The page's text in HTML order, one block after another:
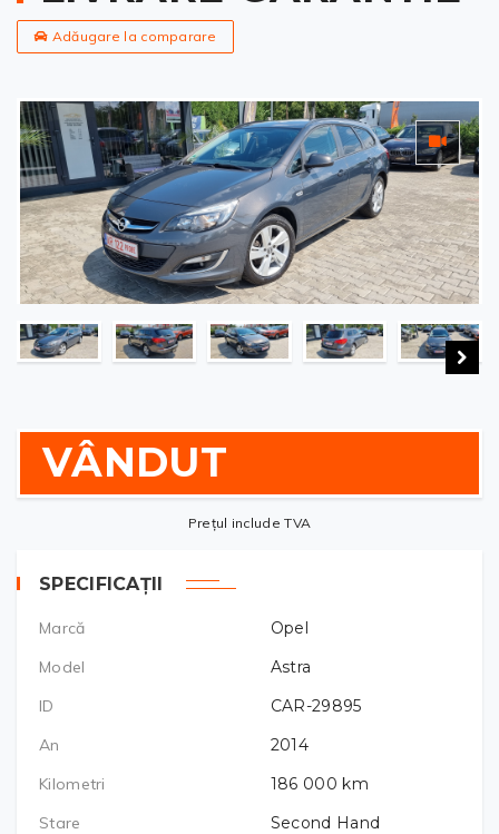
Adăugare la comparare
VÂNDUT
Prețul include TVA
SPECIFICAȚII
Marcă
Opel
Model
Astra
ID
CAR-29895
An
2014
Kilometri
186 000 km
Stare
Second Hand